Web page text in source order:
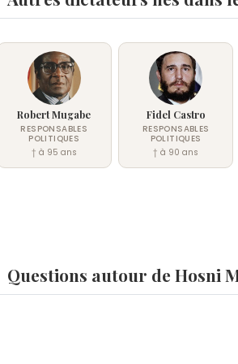
Robert Mugabe
RESPONSABLES
POLITIQUES
† à 95 ans
Fidel Castro
RESPONSABLES
POLITIQUES
† à 90 ans
Questions autour de Hosni